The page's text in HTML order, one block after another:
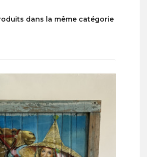
dans la même catégorie